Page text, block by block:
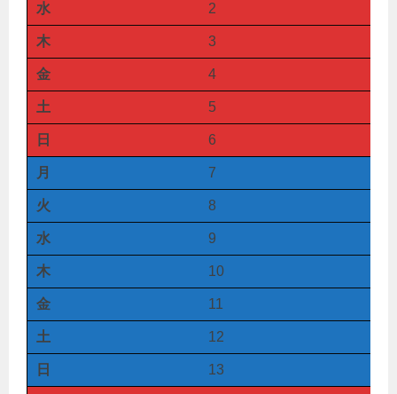
水 2
木 3
金 4
土 5
日 6
月 7
火 8
水 9
木 10
金 11
土 12
日 13